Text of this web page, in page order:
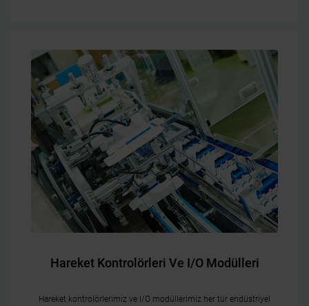
Hareket Kontrolörleri Ve I/O Modülleri
Hareket kontrolörlerimiz ve I/O modüllerimiz her tür endüstriyel